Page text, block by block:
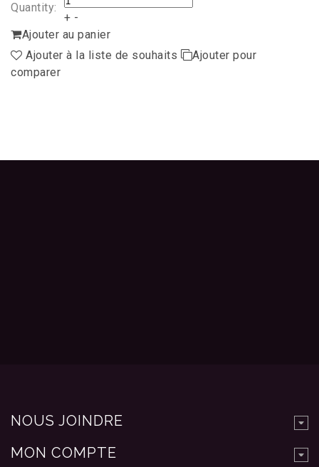
Quantity:
+ -
Ajouter au panier
Ajouter à la liste de souhaits
Ajouter pour
comparer
NOUS JOINDRE
MON COMPTE